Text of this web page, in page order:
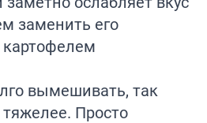
заменить его
вымешивать, так
Просто